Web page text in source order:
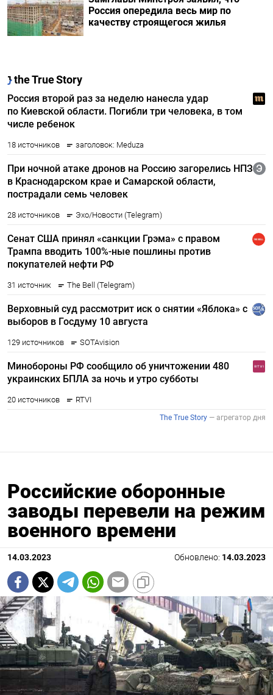
Россия опередила весь мир по
качеству строящегося жилья
Российские оборонные
заводы перевели на режим
военного времени
14.03.2023 Обновлено: 14.03.2023